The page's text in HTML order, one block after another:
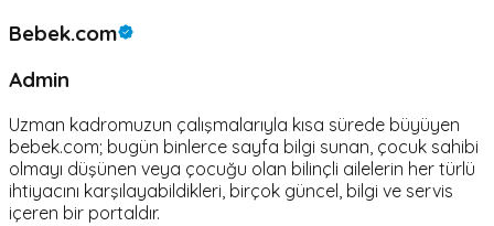
Bebek.com
Admin
Uzman kadromuzun çalışmalarıyla kısa sürede büyüyen
bebek.com; bugün binlerce sayfa bilgi sunan, çocuk sahibi
olmayı düşünen veya çocuğu olan bilinçli ailelerin her türlü
ihtiyacını karşılayabildikleri, birçok güncel, bilgi ve servis
içeren bir portaldır.